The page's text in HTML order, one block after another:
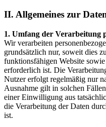
II. Allgemeines zur
1. Umfang der Verarbeitung
Wir verarbeiten
grundsätzlich nur, soweit dies
funktionsfähigen Website
erforderlich ist. Die
Nutzer erfolgt regelmäßig nur
Ausnahme gilt in solchen
einer Einwilligung aus
die Verarbeitung der Daten
ist.